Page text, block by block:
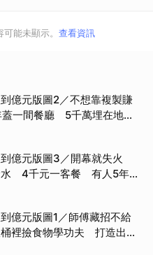
能未顯示。 查看資訊
億元版圖2／不想靠複製賺
一間餐廳 5千萬埋在地下
億元版圖3／開幕就失火
水 4千元一客餐 有人5年吃
億元版圖1／師傅藏招不給
裡撿食物學功夫 打造出最